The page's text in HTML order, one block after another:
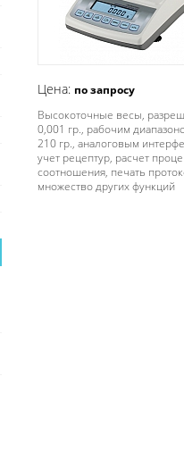
Цена: по запросу
Высокоточные весы,
0,001 гр., рабочим
210 гр., аналоговым
учет рецептур, расчет
соотношения, печать
множество других функций